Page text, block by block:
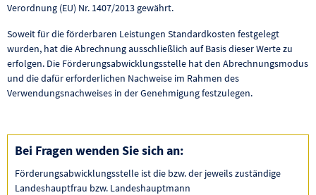
Verordnung (EU) Nr. 1407/2013 gewährt.
Soweit für die förderbaren Leistungen Standardkosten festgelegt
wurden, hat die Abrechnung ausschließlich auf Basis dieser Werte zu
erfolgen. Die Förderungsabwicklungsstelle hat den Abrechnungsmodus
und die dafür erforderlichen Nachweise im Rahmen des
Verwendungsnachweises in der Genehmigung festzulegen.
Bei Fragen wenden Sie sich an:
Förderungsabwicklungsstelle ist die bzw. der jeweils zuständige
Landeshauptfrau bzw. Landeshauptmann